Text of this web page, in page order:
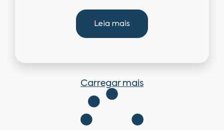
Leia mais
Carregar mais